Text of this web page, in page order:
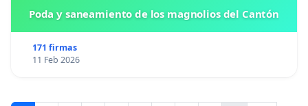
Poda y saneamiento de los magnolios del Cantón
171 firmas
11 Feb 2026